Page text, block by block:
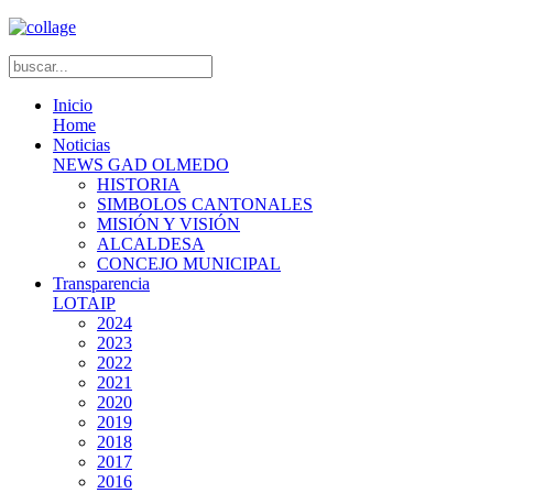
Inicio
Home
Noticias
NEWS GAD OLMEDO
HISTORIA
SIMBOLOS CANTONALES
MISIÓN Y VISIÓN
ALCALDESA
CONCEJO MUNICIPAL
Transparencia
LOTAIP
2024
2023
2022
2021
2020
2019
2018
2017
2016